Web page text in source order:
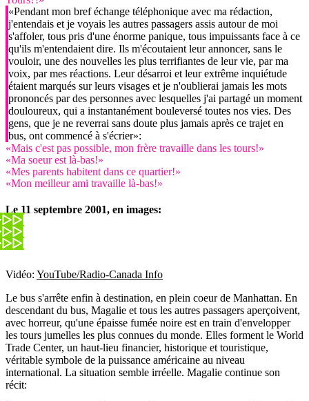
«Pendant mon bref échange téléphonique avec ma rédaction,
j'entendais et je voyais les autres passagers assis autour de moi
s'affoler, tous pris d'une énorme panique, tous impuissants face à ce
qu'ils m'entendaient dire. Ils m'écoutaient leur annoncer, sans le
vouloir, une des nouvelles les plus terrifiantes de leur vie, par ma
voix, par mes réactions. Leur désarroi et leur extrême inquiétude
étaient marqués sur leurs visages et je n'oublierai jamais les mots
prononcés par des personnes avec lesquelles j'ai partagé un moment
douloureux, qui a instantanément bouleversé toutes nos vies. Des
gens, que je ne reverrai sans doute plus jamais après ce trajet en
bus, ont commencé à s'écrier»:
«Mais c'est pas possible, mon frère travaille dans les tours!»
«Ma soeur est là-bas!»
«Mes parents habitent dans ce quartier!»
«Mon meilleur ami travaille là-bas!»
Le 11 septembre 2001, en images:
Vidéo: YouTube/Radio-Canada Info
Le bus s'arrête enfin à destination, en plein coeur de Manhattan. En
descendant du bus, Magalie et tous les autres passagers aperçoivent,
avec horreur, qu'une épaisse fumée noire est en train d'envelopper
les tours jumelles les plus connues du monde. Elles forment le World
Trade Center, un haut-lieu financier, historique et touristique,
véritable symbole de la puissance américaine au niveau
international. La situation semble irréelle. Magalie continue son
récit: